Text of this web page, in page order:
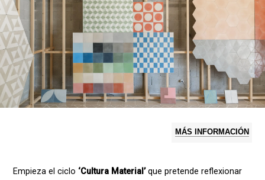
MÁS INFORMACIÓN
Empieza el ciclo ‘Cultura Material’que pretende reflexionar